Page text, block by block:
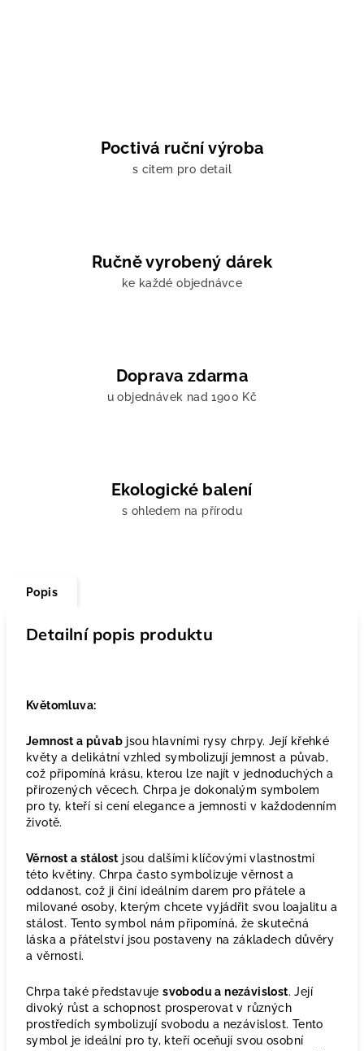
Poctivá ruční výroba
s citem pro detail
Ručně vyrobený dárek
ke každé objednávce
Doprava zdarma
u objednávek nad 1900 Kč
Ekologické balení
s ohledem na přírodu
Popis
Detailní popis produktu
Květomluva:
Jemnost a půvab jsou hlavními rysy chrpy. Její křehké
květy a delikátní vzhled symbolizují jemnost a půvab,
což připomíná krásu, kterou lze najít v jednoduchých a
přirozených věcech. Chrpa je dokonalým symbolem
pro ty, kteří si cení elegance a jemnosti v každodenním
životě.
Věrnost a stálost jsou dalšími klíčovými vlastnostmi
této květiny. Chrpa často symbolizuje věrnost a
oddanost, což ji činí ideálním darem pro přátele a
milované osoby, kterým chcete vyjádřit svou loajalitu a
stálost. Tento symbol nám připomíná, že skutečná
láska a přátelství jsou postaveny na základech důvěry
a věrnosti.
Chrpa také představujesvobodu a nezávislost. Její
divoký růst a schopnost prosperovat v různých
prostředích symbolizují svobodu a nezávislost. Tento
symbol je ideální pro ty, kteří oceňují svou osobní